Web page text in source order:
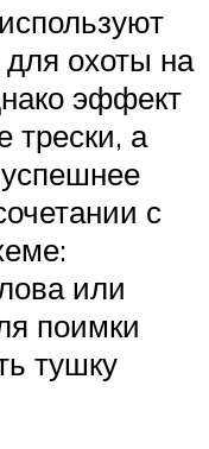
охоты на
эффект
трески, а
с
или
поимки
тушку